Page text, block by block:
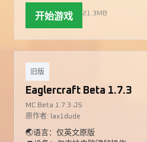
开始游戏 21.3MB
旧版
Eaglercraft Beta 1.7.3
MC Beta 1.7.3 JS
原作者: lax1dude
🌏语言：仅英文原版